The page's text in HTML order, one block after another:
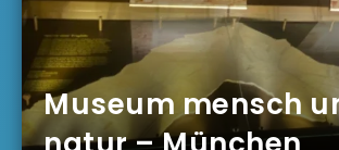
Museum mensch